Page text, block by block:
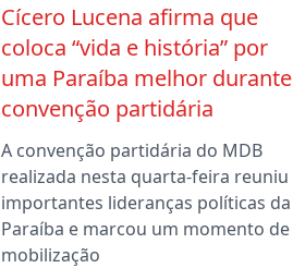
Cícero Lucena afirma que
coloca “vida e história” por
uma Paraíba melhor durante
convenção partidária
A convenção partidária do MDB
realizada nesta quarta-feira reuniu
importantes lideranças políticas da
Paraíba e marcou um momento de
mobilização